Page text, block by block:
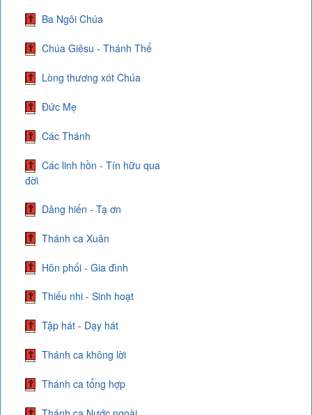
Ba Ngôi Chúa
Chúa Giêsu - Thánh Thể
Lòng thương xót Chúa
Đức Mẹ
Các Thánh
Các linh hồn - Tín hữu qua
đời
Dâng hiến - Tạ ơn
Thánh ca Xuân
Hôn phối - Gia đình
Thiếu nhi - Sinh hoạt
Tập hát - Dạy hát
Thánh ca không lời
Thánh ca tổng hợp